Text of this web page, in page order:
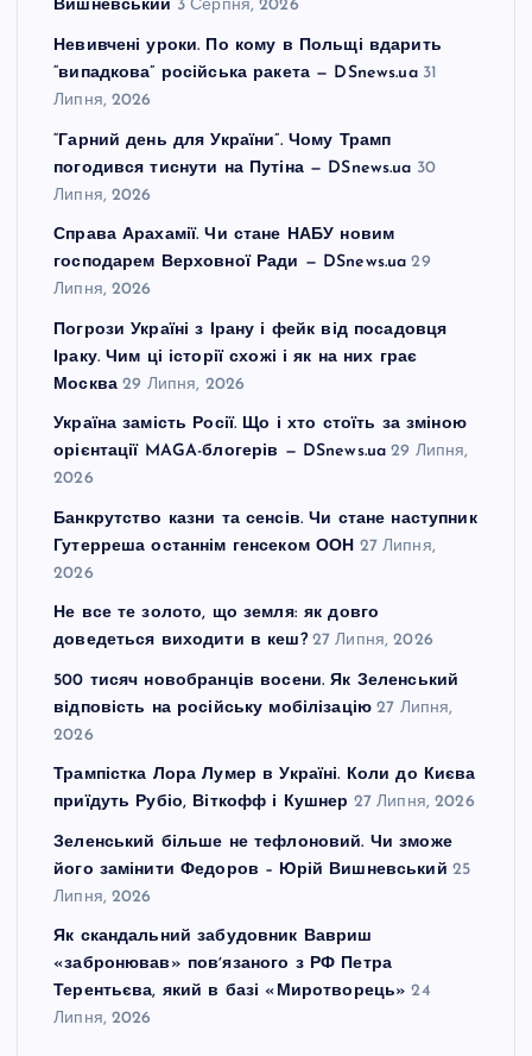
Вишневський 3 Серпня, 2026
Невивчені уроки. По кому в Польщі вдарить
“випадкова” російська ракета — DSnews.ua 31
Липня, 2026
“Гарний день для України”. Чому Трамп
погодився тиснути на Путіна — DSnews.ua 30
Липня, 2026
Справа Арахамії. Чи стане НАБУ новим
господарем Верховної Ради — DSnews.ua 29
Липня, 2026
Погрози Україні з Ірану і фейк від посадовця
Іраку. Чим ці історії схожі і як на них грає
Москва 29 Липня, 2026
Україна замість Росії. Що і хто стоїть за зміною
орієнтації MAGA-блогерів — DSnews.ua 29 Липня,
2026
Банкрутство казни та сенсів. Чи стане наступник
Гутерреша останнім генсеком ООН 27 Липня,
2026
Не все те золото, що земля: як довго
доведеться виходити в кеш? 27 Липня, 2026
500 тисяч новобранців восени. Як Зеленський
відповість на російську мобілізацію 27 Липня,
2026
Трампістка Лора Лумер в Україні. Коли до Києва
приїдуть Рубіо, Віткофф і Кушнер 27 Липня, 2026
Зеленський більше не тефлоновий. Чи зможе
його замінити Федоров – Юрій Вишневський 25
Липня, 2026
Як скандальний забудовник Вавриш
«забронював» повʼязаного з РФ Петра
Терентьєва, який в базі «Миротворець» 24
Липня, 2026